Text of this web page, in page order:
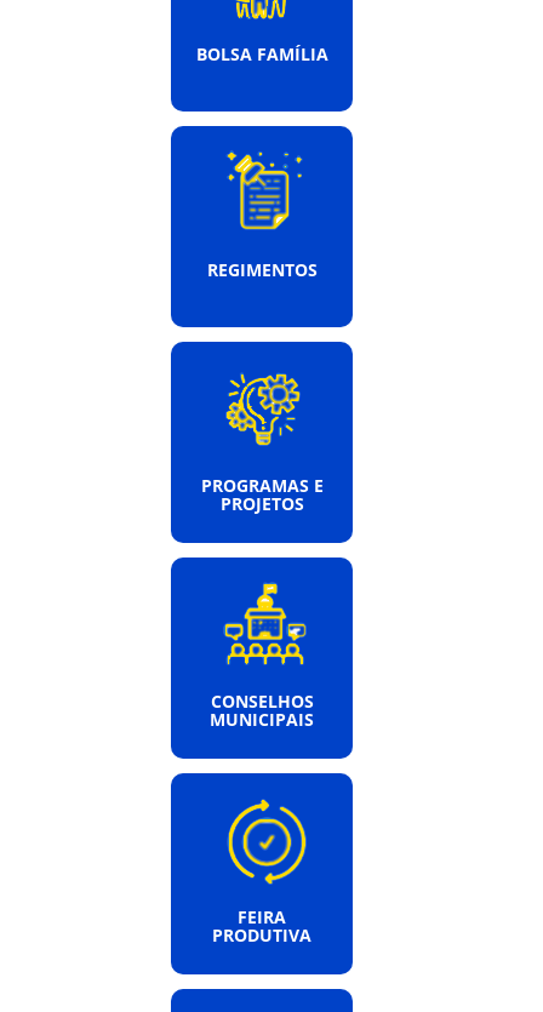
BOLSA FAMÍLIA
REGIMENTOS
PROGRAMAS E
PROJETOS
CONSELHOS
MUNICIPAIS
FEIRA
PRODUTIVA